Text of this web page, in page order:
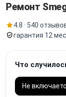
Ремонт
4.8 · 540
гарантия 12
Что
Не